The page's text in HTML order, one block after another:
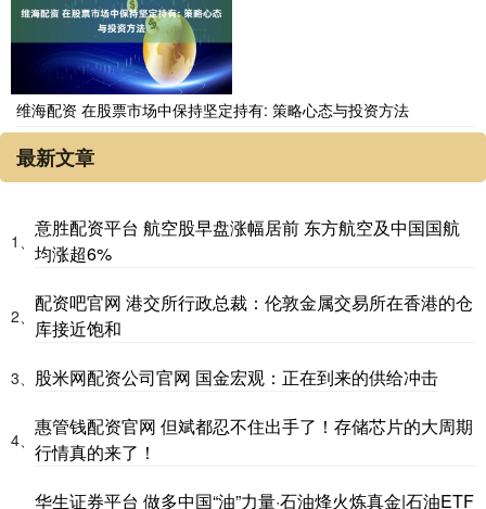
维海配资 在股票市场中保持坚定持有: 策略心态与投资方法
最新文章
1、
意胜配资平台 航空股早盘涨幅居前 东方航空及中国国航
均涨超6%
2、
配资吧官网 港交所行政总裁：伦敦金属交易所在香港的仓
库接近饱和
3、 股米网配资公司官网 国金宏观：正在到来的供给冲击
4、
惠管钱配资官网 但斌都忍不住出手了！存储芯片的大周期
行情真的来了！
华生证券平台 做多中国“油”力量·石油烽火炼真金|石油ETF